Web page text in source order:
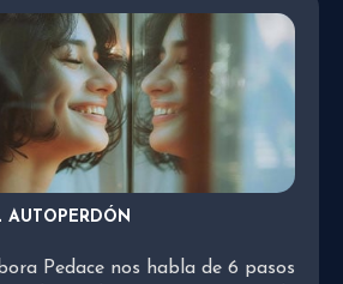
AUTOPERDÓN
Pedace nos habla de 6 pasos